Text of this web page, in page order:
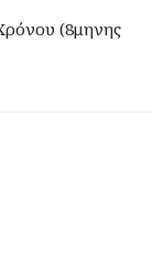
(8μηνης